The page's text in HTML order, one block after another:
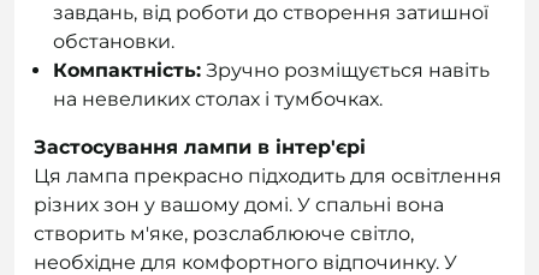
завдань, від роботи до створення затишної
обстановки.
Компактність: Зручно розміщується навіть
на невеликих столах і тумбочках.
Застосування лампи в інтер'єрі
Ця лампа прекрасно підходить для освітлення
різних зон у вашому домі. У спальні вона
створить м'яке, розслаблююче світло,
необхідне для комфортного відпочинку. У